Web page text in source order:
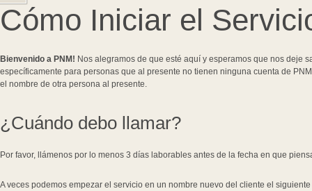
Cómo Iniciar el
Bienvenido a PNM! Nos alegramos de que esté aquí y esperamos que nos deje
específicamente para personas que al presente no tienen ninguna cuenta de
el nombre de otra persona al presente.
¿Cuándo debo llamar?
Por favor, llámenos por lo menos 3 días laborables antes de la fecha en que
A veces podemos empezar el servicio en un nombre nuevo del cliente el